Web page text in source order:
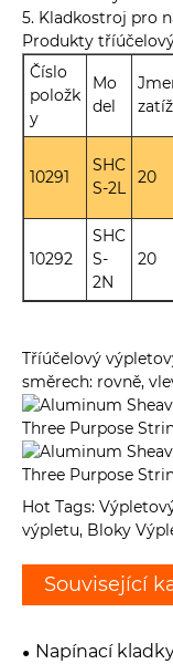
5. Kladkostroj pro
Produkty
Číslo
položk
y
Mo
del
10291
SHC
S-2L
20
10292
SHC
S-
2N
20
Tříúčelový
směrech: rovně,
Hot Tags:
výpletu, Bloky
Související
Napínací